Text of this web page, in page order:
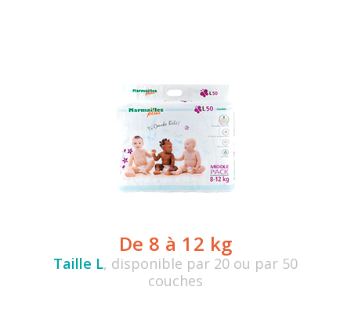
De 8 à 12 kg
Taille L, disponible par 20 ou par 50
couches